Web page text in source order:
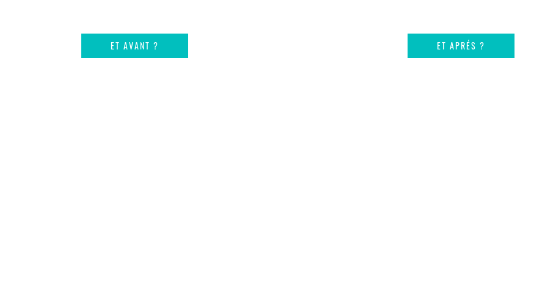
ET AVANT ? ET APRÉS ?